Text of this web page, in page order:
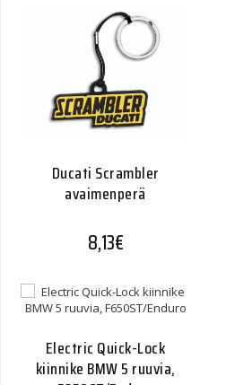
Ducati Scrambler
avaimenperä
8,13€
Electric Quick-Lock
kiinnike BMW 5 ruuvia,